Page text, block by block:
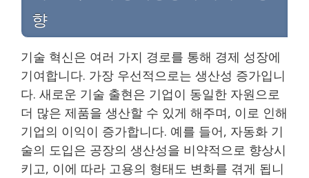
향
기술 혁신은 여러 가지 경로를 통해 경제 성장에
기여합니다. 가장 우선적으로는 생산성 증가입니
다. 새로운 기술 출현은 기업이 동일한 자원으로
더 많은 제품을 생산할 수 있게 해주며, 이로 인해
기업의 이익이 증가합니다. 예를 들어, 자동화 기
술의 도입은 공장의 생산성을 비약적으로 향상시
키고, 이에 따라 고용의 형태도 변화를 겪게 됩니